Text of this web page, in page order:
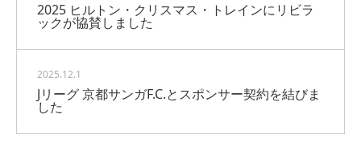
2025 ヒルトン・クリスマス・トレインにリビラ
ックが協賛しました
2025.12.1
Jリーグ 京都サンガF.C.とスポンサー契約を結びま
した